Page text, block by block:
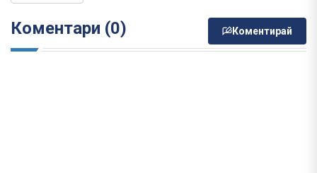
Коментари (0) Коментирай